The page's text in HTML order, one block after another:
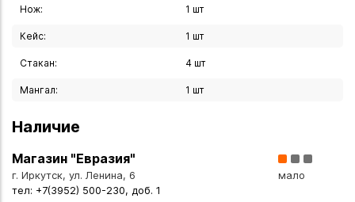
Нож: 1 шт
Кейс: 1 шт
Стакан: 4 шт
Мангал: 1 шт
Наличие
Магазин "Евразия"
г. Иркутск, ул. Ленина, 6
тел: +7(3952) 500-230, доб. 1
мало